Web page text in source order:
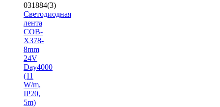
031884(3)
Светодиодная
лента
COB-
X378-
8mm
24V
Day4000
(11
W/m,
IP20,
5m)